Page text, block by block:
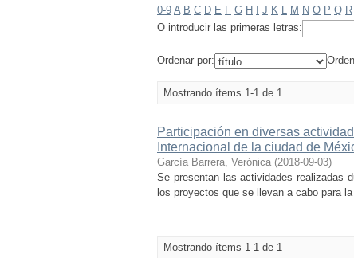
0-9 A B C D E F G H J K L M N O P Q R
O introducir las primeras letras:
Ordenar por:
Mostrando ítems 1-1 de 1
Participación en diversas
Internacional de la ciudad de
García Barrera, Verónica (2018-09-03)
Se presentan las actividades realizadas
los proyectos que se llevan a cabo para
Mostrando ítems 1-1 de 1